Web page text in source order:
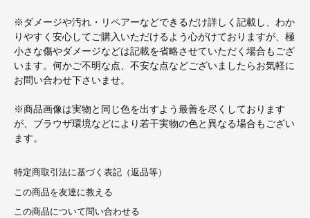
※ダメージや汚れ・リペアーなどできるだけ詳しく記載し、わか
りやすく安心してご購入いただけるよう心がけておりますが、極
小さな傷やダメージなどは記載を省略させていただく場合もござ
います。何かご不明な点、不安な点などございましたらお気軽に
お問い合わせ下さいませ。
※商品画像は実物と同じ色を出すよう最善を尽くしております
が、ブラウザ環境などにより若干実物の色と異なる場合もござい
ます。
特定商取引法に基づく表記（返品等）
この商品を友達に教える
この商品について問い合わせる